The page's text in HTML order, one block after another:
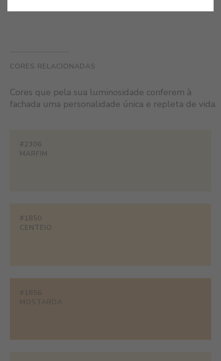
CORES RELACIONADAS
Cores que pela sua luminosidade conferem à
fachada uma personalidade única e repleta de vida.
#2306
MARFIM
#1850
CENTEIO
#1856
MOSTARDA